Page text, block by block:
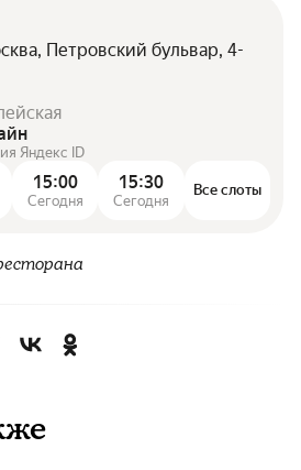
Петровский бульвар, 4-
Яндекс ID
15:00
Сегодня
15:30
Сегодня
Все слоты